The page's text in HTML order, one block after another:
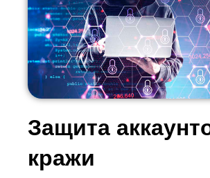
Защита
кражи